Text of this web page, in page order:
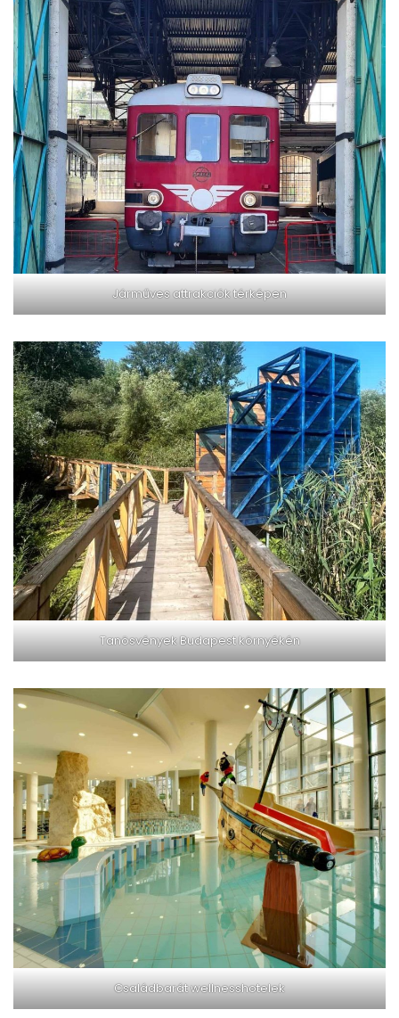
Járműves attrakciók térképen
Tanösvények Budapest környékén
Családbarát wellnesshotelek